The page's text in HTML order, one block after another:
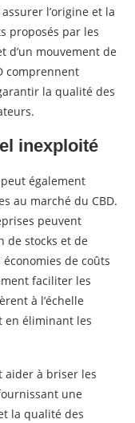
l’origine et la
proposés par les
d’un mouvement de
comprennent
la qualité des
inexploité
également
au marché du CBD.
peuvent
de stocks et de
de coûts
faciliter les
à l’échelle
en éliminant les
aider à briser les
une
la qualité des